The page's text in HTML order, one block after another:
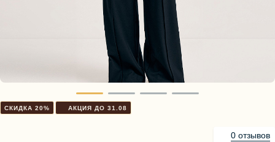
0 отзывов
СКИДКА 20% АКЦИЯ ДО 31.08